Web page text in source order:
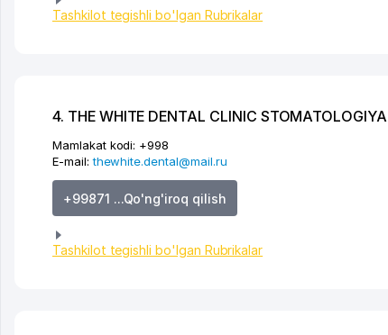
Tashkilot tegishli bo'lgan Rubrikalar
4. THE WHITE DENTAL CLINIC STOMATOLOGIYA
Mamlakat kodi: +998
E-mail:thewhite.dental@mail.ru
+99871 ...Qo'ng'iroq qilish
Tashkilot tegishli bo'lgan Rubrikalar